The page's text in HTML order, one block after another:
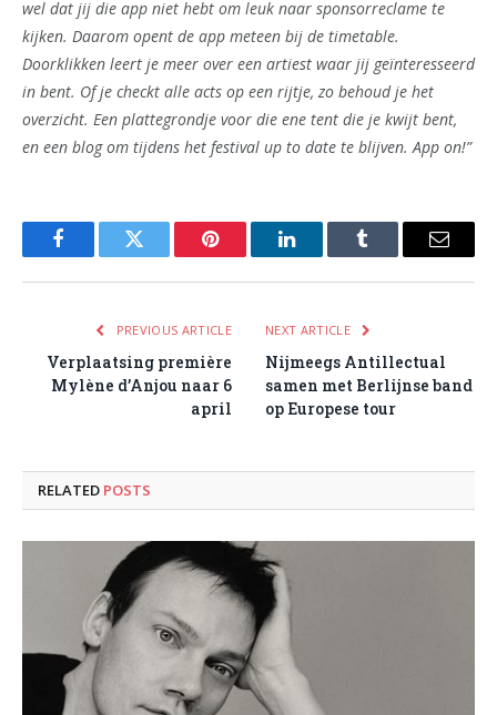
wel dat jij die app niet hebt om leuk naar sponsorreclame te
kijken. Daarom opent de app meteen bij de timetable.
Doorklikken leert je meer over een artiest waar jij geïnteresseerd
in bent. Of je checkt alle acts op een rijtje, zo behoud je het
overzicht. Een plattegrondje voor die ene tent die je kwijt bent,
en een blog om tijdens het festival up to date te blijven. App on!”
FacebookTwitter Pinterest LinkedInTumblr Email
PREVIOUS ARTICLE
Verplaatsing première
Mylène d’Anjou naar 6
april
NEXT ARTICLE
Nijmeegs Antillectual
samen met Berlijnse band
op Europese tour
RELATED POSTS